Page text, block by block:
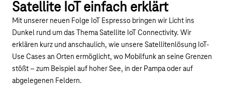
Satellite IoT einfach erklärt
Mit unserer neuen Folge IoT Espresso bringen wir Licht ins
Dunkel rund um das Thema Satellite IoT Connectivity. Wir
erklären kurz und anschaulich, wie unsere Satellitenlösung IoT-
Use Cases an Orten ermöglicht, wo Mobilfunk an seine Grenzen
stößt – zum Beispiel auf hoher See, in der Pampa oder auf
abgelegenen Feldern.